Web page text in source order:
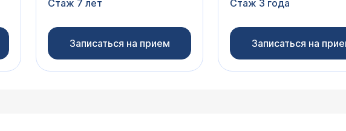
Стаж 7 лет
Записаться на прием
Стаж 3 года
Записаться на